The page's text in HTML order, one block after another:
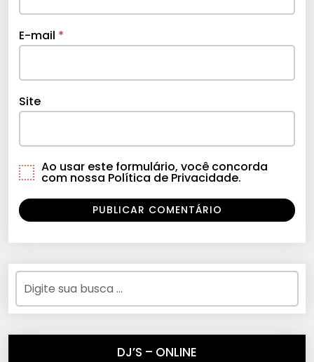
E-mail *
Site
Ao usar este formulário, você concorda
com nossa Política de Privacidade.
DJ’S – ONLINE